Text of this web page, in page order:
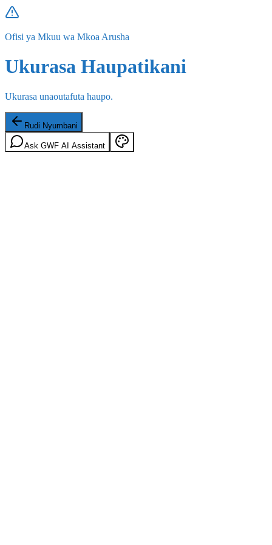
Ofisi ya Mkuu wa Mkoa Arusha
Ukurasa Haupatikani
Ukurasa unaoutafuta haupo.
Rudi Nyumbani
Ask GWF AI Assistant